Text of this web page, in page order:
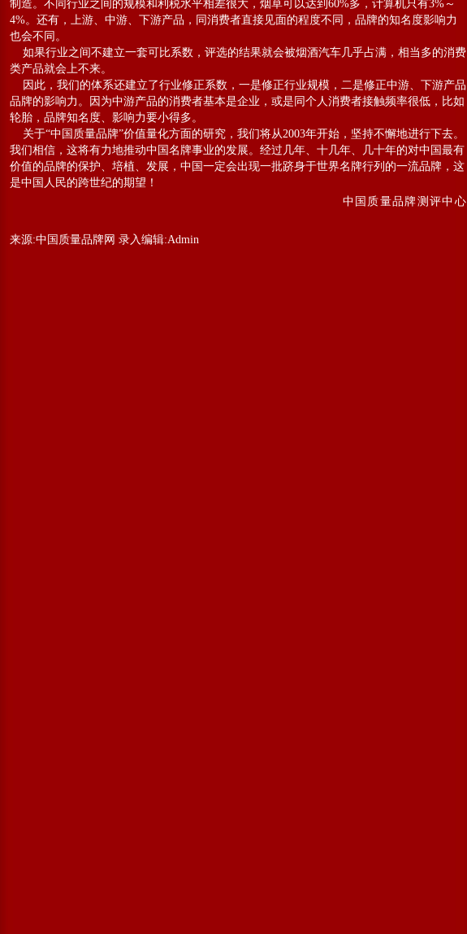
制造。不同行业之间的规模和利税水平相差很大，烟草可以达到60%多，计算机只有3%～
4%。还有，上游、中游、下游产品，同消费者直接见面的程度不同，品牌的知名度影响力
也会不同。
如果行业之间不建立一套可比系数，评选的结果就会被烟酒汽车几乎占满，相当多的消费
类产品就会上不来。
因此，我们的体系还建立了行业修正系数，一是修正行业规模，二是修正中游、下游产品
品牌的影响力。因为中游产品的消费者基本是企业，或是同个人消费者接触频率很低，比如
轮胎，品牌知名度、影响力要小得多。
关于“中国质量品牌”价值量化方面的研究，我们将从2003年开始，坚持不懈地进行下去。
我们相信，这将有力地推动中国名牌事业的发展。经过几年、十几年、几十年的对中国最有
价值的品牌的保护、培植、发展，中国一定会出现一批跻身于世界名牌行列的一流品牌，这
是中国人民的跨世纪的期望！
中国质量品牌测评中心
来源:中国质量品牌网 录入编辑:Admin